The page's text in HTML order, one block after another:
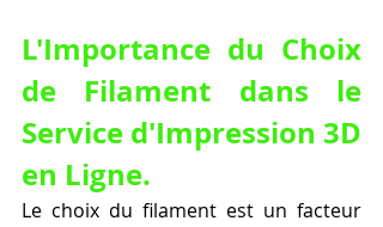
L'Importance du Choix
de Filament dans le
Service d'Impression 3D
en Ligne.
Le choix du filament est un facteur